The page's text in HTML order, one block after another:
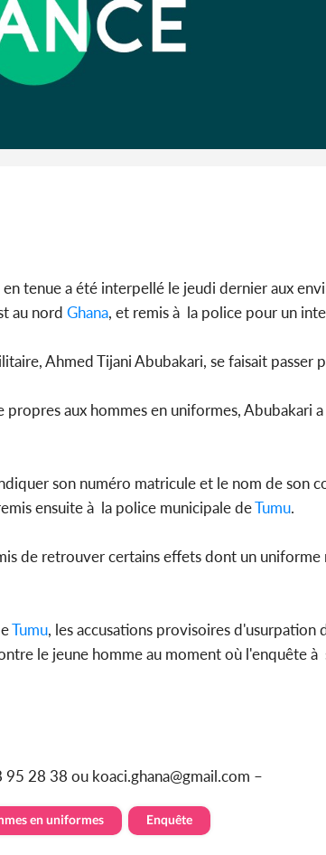
tenue a été interpellé le jeudi dernier aux
au nord Ghana, et remis à la police pour un
Ahmed Tijani Abubakari, se faisait passer
propres aux hommes en uniformes, Abubakari
son numéro matricule et le nom de son
ensuite à la police municipale deTumu.
de retrouver certains effets dont un uniforme
Tumu, les accusations provisoires d'usurpation
le jeune homme au moment où l'enquête à
28 38 ou koaci.ghana@gmail.com –
en uniformes Enquête